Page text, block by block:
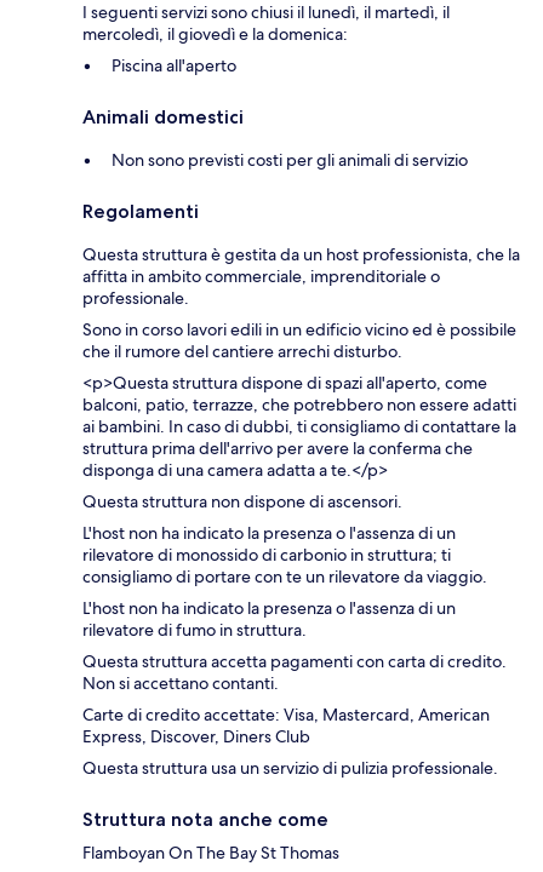
I seguenti servizi sono chiusi il lunedì, il martedì, il
mercoledì, il giovedì e la domenica:
Piscina all'aperto
Animali domestici
Non sono previsti costi per gli animali di servizio
Regolamenti
Questa struttura è gestita da un host professionista, che la
affitta in ambito commerciale, imprenditoriale o
professionale.
Sono in corso lavori edili in un edificio vicino ed è possibile
che il rumore del cantiere arrechi disturbo.
<p>Questa struttura dispone di spazi all'aperto, come
balconi, patio, terrazze, che potrebbero non essere adatti
ai bambini. In caso di dubbi, ti consigliamo di contattare la
struttura prima dell'arrivo per avere la conferma che
disponga di una camera adatta a te.</p>
Questa struttura non dispone di ascensori.
L'host non ha indicato la presenza o l'assenza di un
rilevatore di monossido di carbonio in struttura; ti
consigliamo di portare con te un rilevatore da viaggio.
L'host non ha indicato la presenza o l'assenza di un
rilevatore di fumo in struttura.
Questa struttura accetta pagamenti con carta di credito.
Non si accettano contanti.
Carte di credito accettate: Visa, Mastercard, American
Express, Discover, Diners Club
Questa struttura usa un servizio di pulizia professionale.
Struttura nota anche come
Flamboyan On The Bay St Thomas